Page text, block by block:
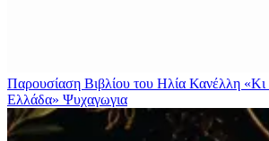
Παρουσίαση Βιβλίου του Ηλία Κανέλλη «Κι
Ελλάδα» Ψυχαγωγια